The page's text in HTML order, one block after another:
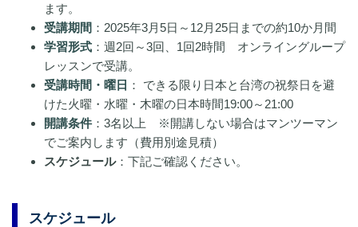
ます。
受講期間 ：2025年3月5日～12月25日までの約10か月間
学習形式 ：週2回～3回、1回2時間 オンライングループ
レッスンで受講。
受講時間・曜日 ： できる限り日本と台湾の祝祭日を避
けた火曜・水曜・木曜の日本時間19:00～21:00
開講条件 ：3名以上 ※開講しない場合はマンツーマン
でご案内します（費用別途見積）
スケジュール：下記ご確認ください。
スケジュール